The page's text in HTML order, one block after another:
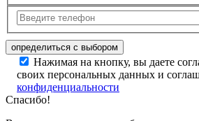
Нажимая на кнопку, вы даете
своих персональных данных и
конфиденциальности
Спасибо!